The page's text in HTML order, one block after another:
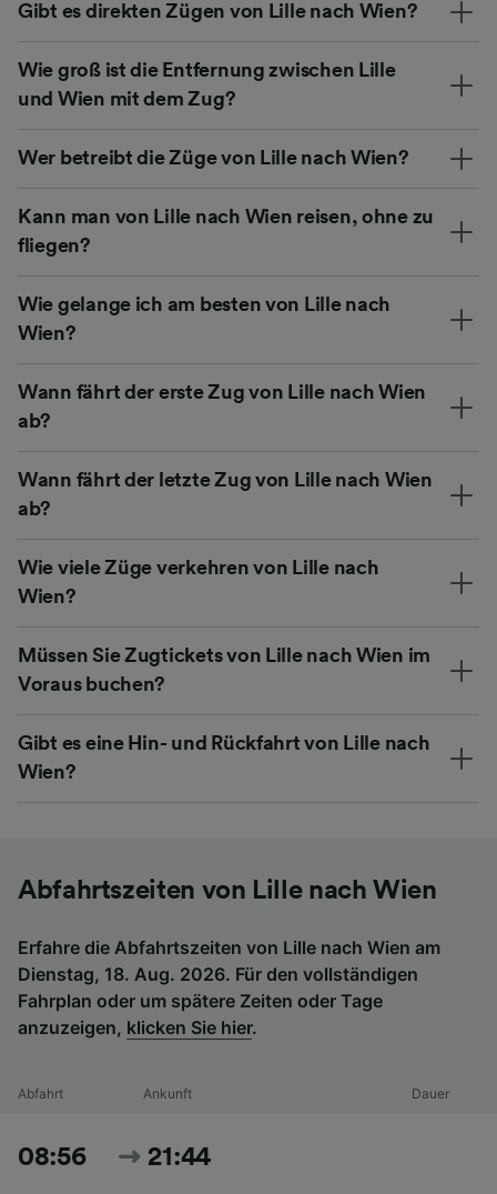
Gibt es direkten Zügen von Lille nach Wien?
Wie groß ist die Entfernung zwischen Lille
und Wien mit dem Zug?
Wer betreibt die Züge von Lille nach Wien?
Kann man von Lille nach Wien reisen, ohne zu
fliegen?
Wie gelange ich am besten von Lille nach
Wien?
Wann fährt der erste Zug von Lille nach Wien
ab?
Wann fährt der letzte Zug von Lille nach Wien
ab?
Wie viele Züge verkehren von Lille nach
Wien?
Müssen Sie Zugtickets von Lille nach Wien im
Voraus buchen?
Gibt es eine Hin- und Rückfahrt von Lille nach
Wien?
Abfahrtszeiten von Lille nach Wien
Erfahre die Abfahrtszeiten von Lille nach Wien am
Dienstag, 18. Aug. 2026. Für den vollständigen
Fahrplan oder um spätere Zeiten oder Tage
anzuzeigen, klicken Sie hier.
Abfahrt Ankunft Dauer
08:56 21:44